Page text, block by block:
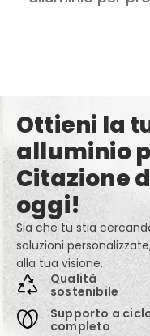
Ottieni la
alluminio
Citazione
oggi!
Sia che tu stia
soluzioni
alla tua visione.
Qualità
sostenibile
Supporto a
completo